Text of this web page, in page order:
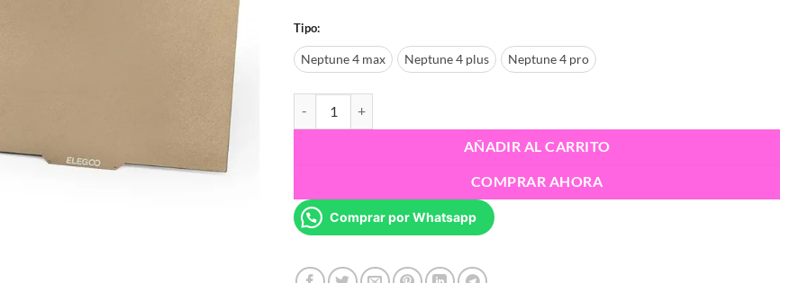
hasta
S/250.00
Tipo:
Neptune 4 max Neptune 4 plus Neptune 4 pro
AÑADIR AL CARRITO
COMPRAR AHORA
Comprar por Whatsapp